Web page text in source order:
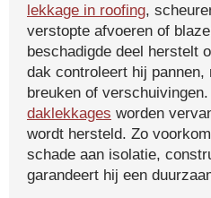
lekkage in roofing,
verstopte afvoeren of
beschadigde deel herstelt
dak controleert hij
breuken of
daklekkages worden
wordt hersteld. Zo
schade aan isolatie,
garandeert hij een